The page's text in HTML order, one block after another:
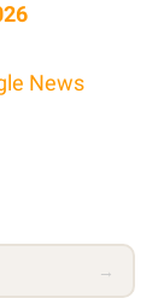
News
→